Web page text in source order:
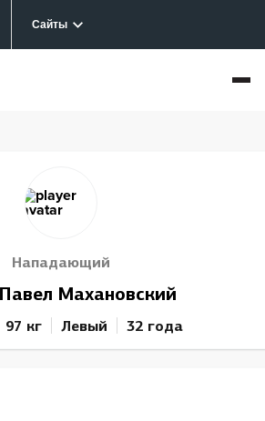
Сайты
Нападающий
Павел Махановский
97 кг Левый 32 года